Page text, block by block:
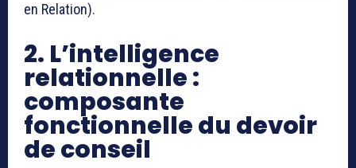
en Relation).
2. L’intelligence
relationnelle :
composante
fonctionnelle du devoir
de conseil